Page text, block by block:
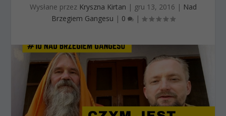
Wysłane przez Kryszna Kirtan | gru 13, 2016 | Nad
Brzegiem Gangesu | 0 |